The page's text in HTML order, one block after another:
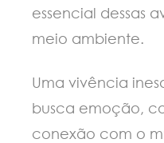
essencial dessas
meio ambiente.
Uma vivência
busca emoção,
conexão com o